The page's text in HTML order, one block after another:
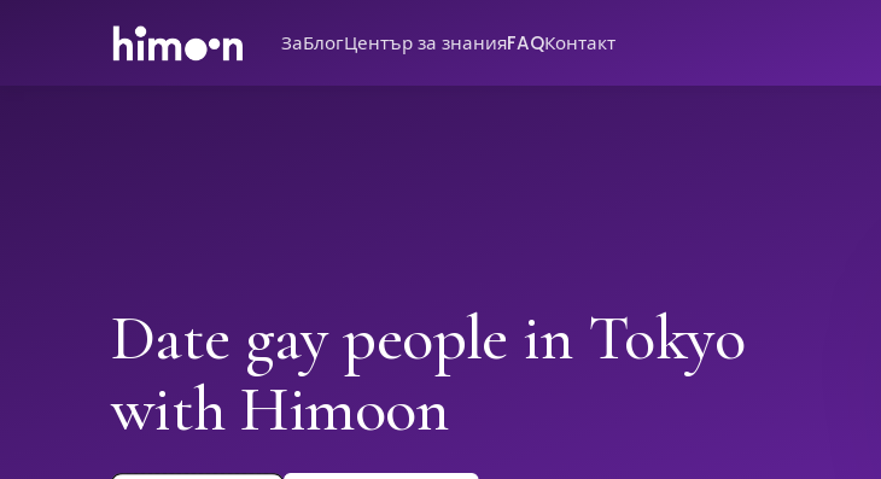
ЗаБлогЦентър за знанияFAQКонтакт
Date gay people in Tokyo
with Himoon